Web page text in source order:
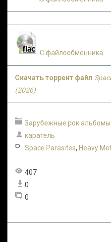
С файлообменника
Скачать торрент файл
(2026)
Зарубежные рок альбомы
каратель
Space Parasites, Heavy
407
0
0